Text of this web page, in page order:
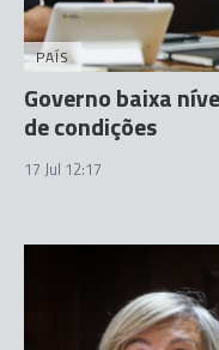
PAÍS
Governo baixa
de condições
17 Jul 12:17